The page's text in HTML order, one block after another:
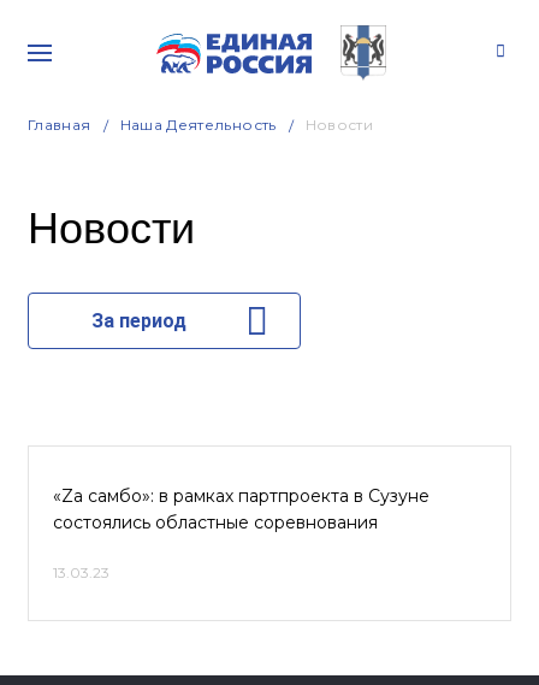
Главная Наша Деятельность Новости
Новости
За период
«Zа самбо»: в рамках партпроекта в Сузуне
состоялись областные соревнования
13.03.23